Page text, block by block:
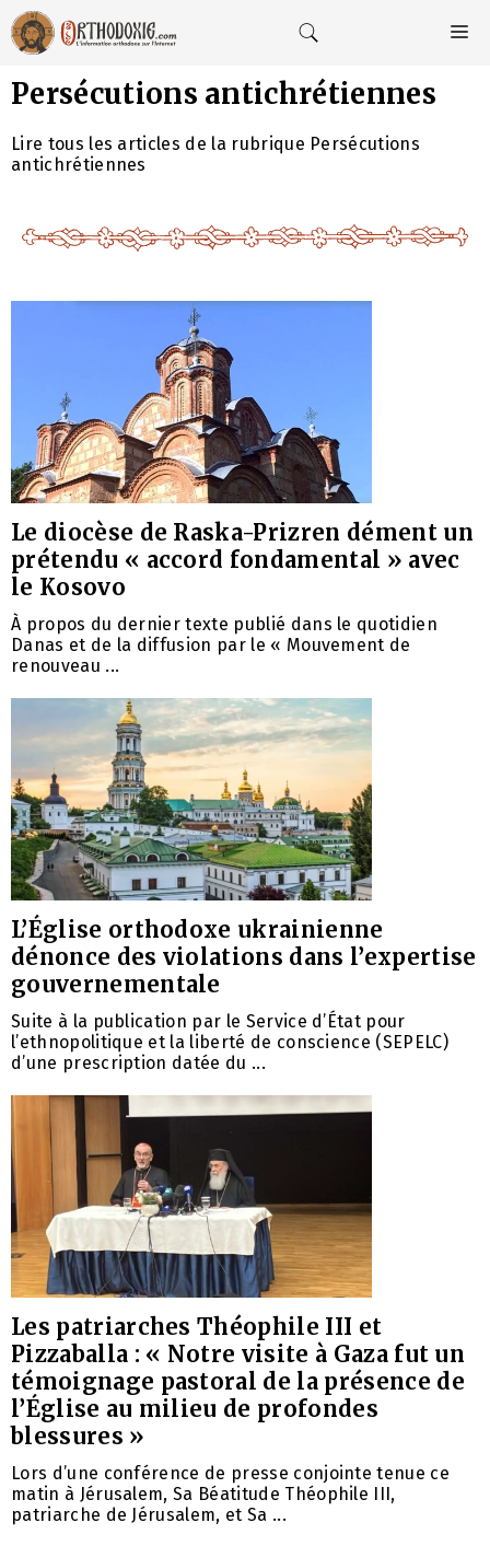
Aller
au
contenu
Persécutions antichrétiennes
Lire tous les articles de la rubrique Persécutions
antichrétiennes
Le diocèse de Raska-Prizren dément un
prétendu « accord fondamental » avec
le Kosovo
À propos du dernier texte publié dans le quotidien
Danas et de la diffusion par le « Mouvement de
renouveau ...
L’Église orthodoxe ukrainienne
dénonce des violations dans l’expertise
gouvernementale
Suite à la publication par le Service d’État pour
l’ethnopolitique et la liberté de conscience (SEPELC)
d’une prescription datée du ...
Les patriarches Théophile III et
Pizzaballa : « Notre visite à Gaza fut un
témoignage pastoral de la présence de
l’Église au milieu de profondes
blessures »
Lors d’une conférence de presse conjointe tenue ce
matin à Jérusalem, Sa Béatitude Théophile III,
patriarche de Jérusalem, et Sa ...